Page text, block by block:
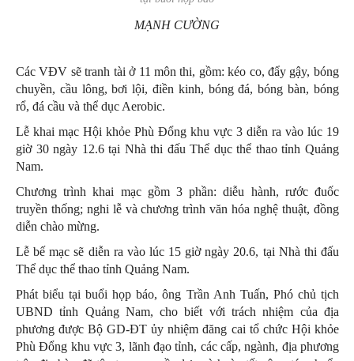
MẠNH CƯỜNG
Các VĐV sẽ tranh tài ở 11 môn thi, gồm: kéo co, đẩy gậy, bóng
chuyền, cầu lông, bơi lội, điền kinh, bóng đá, bóng bàn, bóng
rổ, đá cầu và thể dục Aerobic.
Lễ khai mạc Hội khỏe Phù Đổng khu vực 3 diễn ra vào lúc 19
giờ 30 ngày 12.6 tại Nhà thi đấu Thể dục thể thao tỉnh Quảng
Nam.
Chương trình khai mạc gồm 3 phần: diễu hành, rước đuốc
truyền thống; nghi lễ và chương trình văn hóa nghệ thuật, đồng
diễn chào mừng.
Lễ bế mạc sẽ diễn ra vào lúc 15 giờ ngày 20.6, tại Nhà thi đấu
Thể dục thể thao tỉnh Quảng Nam.
Phát biểu tại buổi họp báo, ông Trần Anh Tuấn, Phó chủ tịch
UBND tỉnh Quảng Nam, cho biết với trách nhiệm của địa
phương được Bộ GD-ĐT ủy nhiệm đăng cai tổ chức Hội khỏe
Phù Đổng khu vực 3, lãnh đạo tỉnh, các cấp, ngành, địa phương